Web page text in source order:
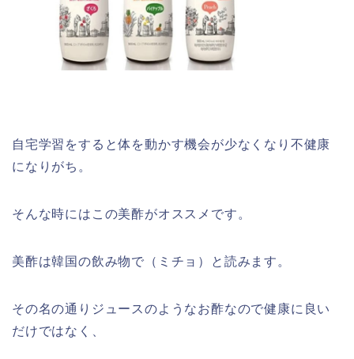
自宅学習をすると体を動かす機会が少なくなり不健康
になりがち。
そんな時にはこの美酢がオススメです。
美酢は韓国の飲み物で（ミチョ）と読みます。
その名の通りジュースのようなお酢なので健康に良い
だけではなく、